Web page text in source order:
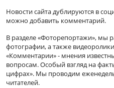
Новости сайта дублируются в
можно добавить комментарий.
В разделе «Фоторепортажи», мы
фотографии, а также видеоролики
«Комментарии» - мнения
вопросам. Особый взгляд на
цифрах». Мы проводим
читателей.